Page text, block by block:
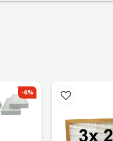
Mejladress
-6%